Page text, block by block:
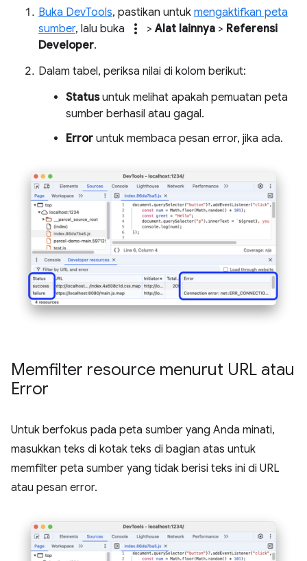
Buka DevTools, pastikan untuk mengaktifkan peta
sumber, lalu buka more_vert >Alat lainnya > Referensi
Developer.
Dalam tabel, periksa nilai di kolom berikut:
Statusuntuk melihat apakah pemuatan peta
sumber berhasil atau gagal.
Error untuk membaca pesan error, jika ada.
Memfilter resource menurut URL atau
Error
Untuk berfokus pada peta sumber yang Anda minati,
masukkan teks di kotak teks di bagian atas untuk
memfilter peta sumber yang tidak berisi teks ini di URL
atau pesan error.